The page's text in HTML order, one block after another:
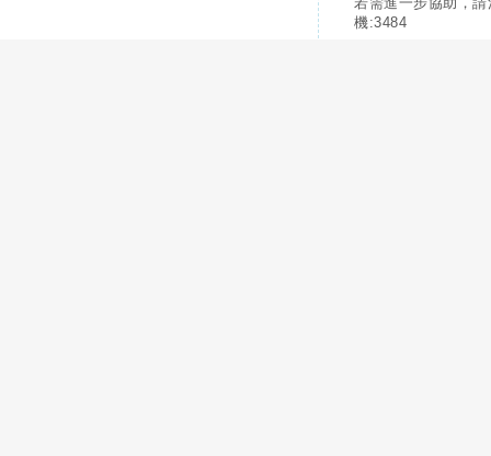
機:3484